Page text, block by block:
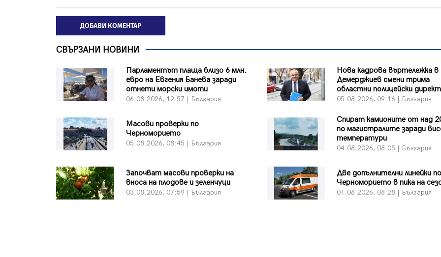
ДОБАВИ КОМЕНТАР
СВЪРЗАНИ НОВИНИ
Парламентът плаща близо 6 млн.
евро на Евгения Банева заради
отнети морски имоти
06.08.2026, 12:57 | България
Нова кадрова въртележка
Демерджиев смени трима
областни полицейски
05.08.2026, 09:16 | България
Масови проверки по
Черноморието
05.08.2026, 08:45 | България
Спират камионите от над
по магистралите заради
температури
04.08.2026, 08:05 | България
Започват масови проверки на
вноса на плодове и зеленчуци
03.08.2026, 07:59 | България
Две допълнителни линейки по
Черноморието в пика на
01.08.2026, 08:28 | България